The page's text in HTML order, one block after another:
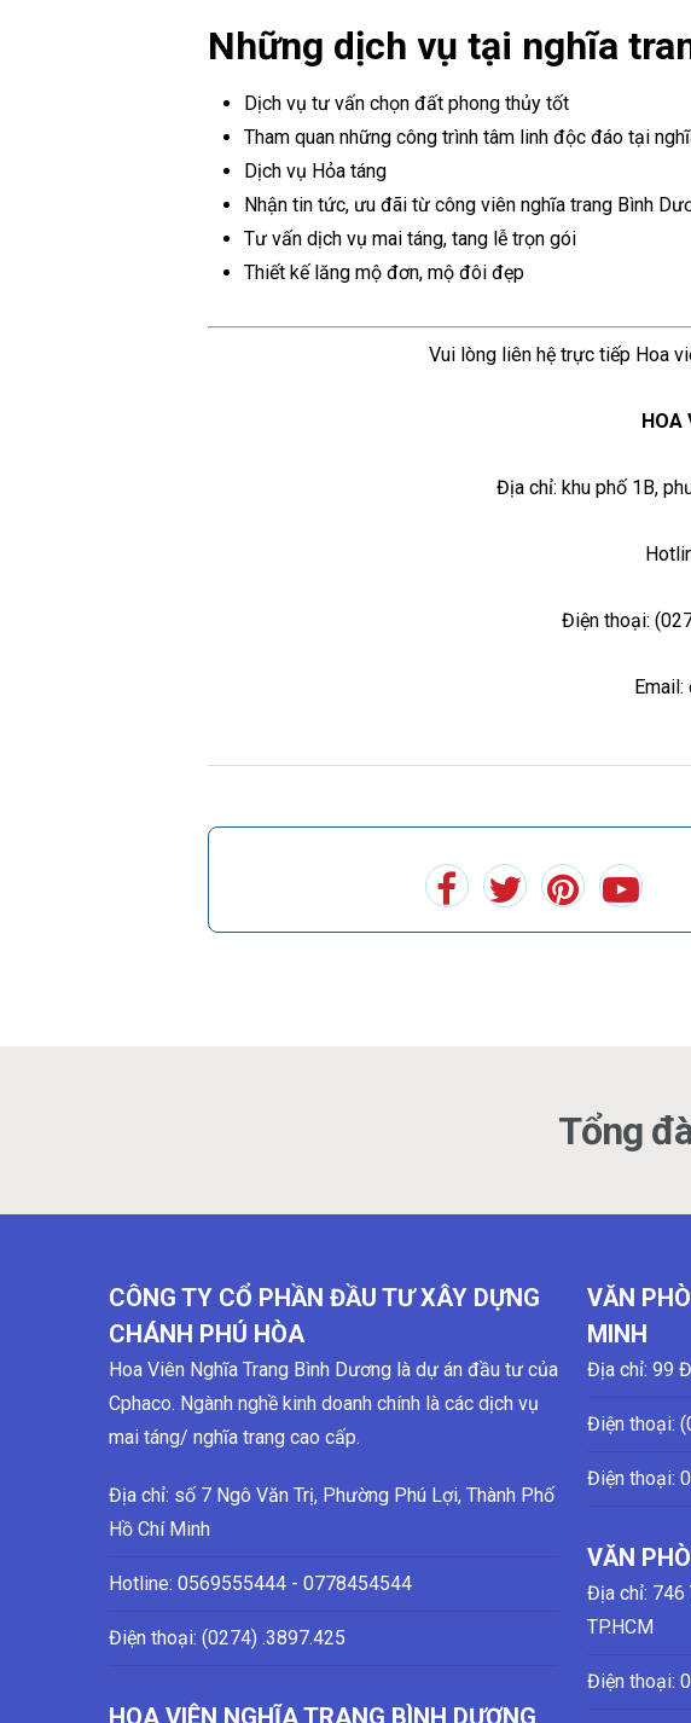
Những dịch vụ tại nghĩa
Dịch vụ tư vấn chọn đất phong thủy tốt
Tham quan những công trình tâm linh độc đáo tại
Dịch vụ Hỏa táng
Nhận tin tức, ưu đãi từ công viên nghĩa trang Bình
Tư vấn dịch vụ mai táng, tang lễ trọn gói
Thiết kế lăng mộ đơn, mộ đôi đẹp
Vui lòng liên hệ trực tiếp Hoa
HOA
Địa chỉ: khu phố 1B,
Điện thoại:
Email:
Tổng
CÔNG TY CỔ PHẦN ĐẦU TƯ XÂY DỰNG
CHÁNH PHÚ HÒA
Hoa Viên Nghĩa Trang Bình Dương là dự án đầu tư của
Cphaco. Ngành nghề kinh doanh chính là các dịch vụ
mai táng/ nghĩa trang cao cấp.
Địa chỉ: số 7 Ngô Văn Trị, Phường Phú Lợi, Thành Phố
Hồ Chí Minh
Hotline: 0569555444 - 0778454544
Điện thoại: (0274) .3897.425
HOA VIÊN NGHĨA TRANG BÌNH DƯƠNG
VĂN
MINH
Địa chỉ: 99
Điện thoại:
Điện thoại:
VĂN
Địa chỉ: 746
TP.HCM
Điện thoại: